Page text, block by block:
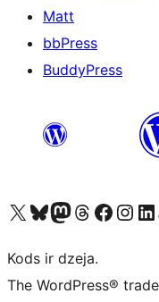
Matt
bbPress
BuddyPress
Apmeklējiet mūsu X (agrāk Twitter) kontu
Apmeklējiet mūsu Bluesky kontu
Apmeklējiet mūsu Mastodon kontu
Apmeklējiet mūsu Threads kontu
Apmeklējiet mūsu Facebook lapu
Apmeklējiet mūsu
Kods ir dzeja.
The WordPress®